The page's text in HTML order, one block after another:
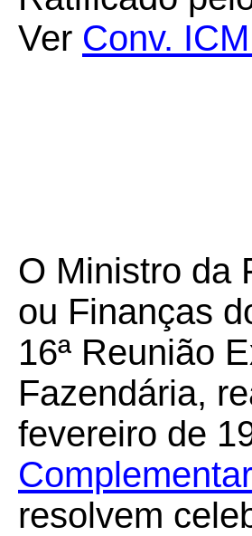
Ver Conv.
O Ministro da
ou Finanças
16ª Reunião
Fazendária,
fevereiro de
resolvem